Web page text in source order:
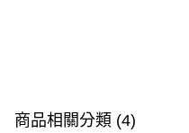
商品相關分類 (4)